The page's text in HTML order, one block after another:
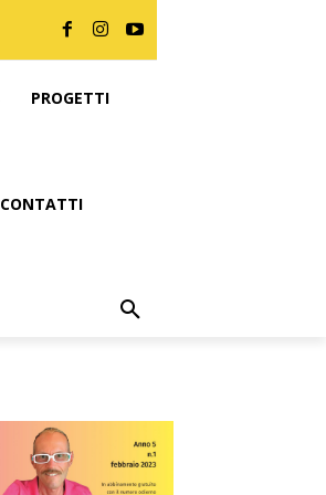
PROGETTI
CONTATTI